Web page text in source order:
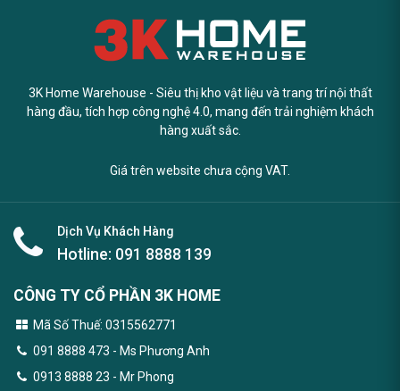
3K Home Warehouse - Siêu thị kho vật liệu và trang trí nội thất
hàng đầu, tích hợp công nghệ 4.0, mang đến trải nghiệm khách
hàng xuất sắc.
Giá trên website chưa cộng VAT.
Dịch Vụ Khách Hàng
Hotline: 091 8888 139
CÔNG TY CỔ PHẦN 3K HOME
Mã Số Thuế: 0315562771
091 8888 473 - Ms Phương Anh
0913 8888 23 - Mr Phong